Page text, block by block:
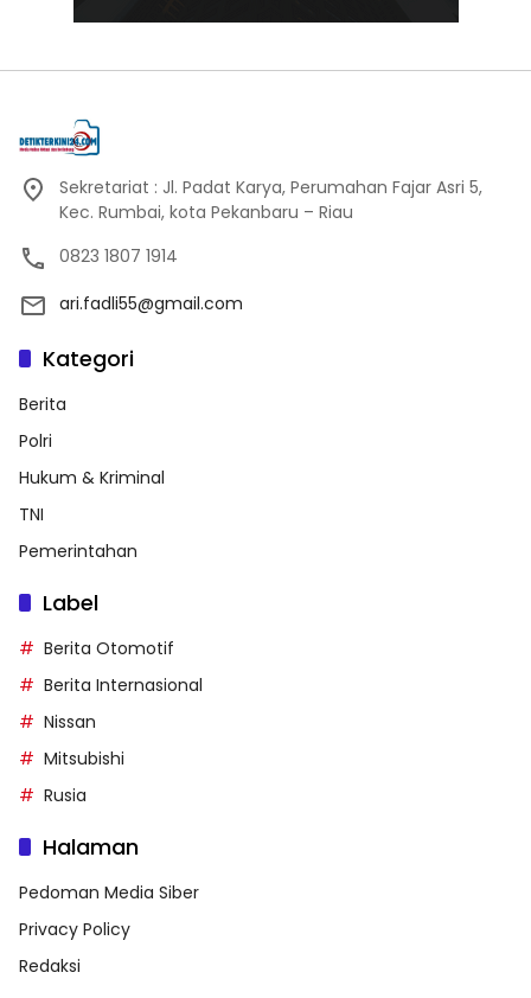
Sekretariat : Jl. Padat Karya, Perumahan Fajar Asri 5,
Kec. Rumbai, kota Pekanbaru – Riau
0823 1807 1914
ari.fadli55@gmail.com
Kategori
Berita
Polri
Hukum & Kriminal
TNI
Pemerintahan
Label
Berita Otomotif
Berita Internasional
Nissan
Mitsubishi
Rusia
Halaman
Pedoman Media Siber
Privacy Policy
Redaksi